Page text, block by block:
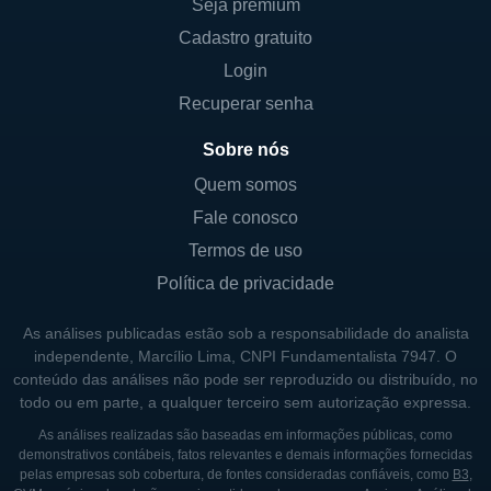
A NEXTERA ENERGY PARTNERS NO
A NextEra Energy Partners se posiciona
como uma empresa sólida no mercado de
soluções de energia limpa. Os consumidores
e empresas estão cada vez mais buscando
maneiras de diminuir a pegada de carbono e
optar por energias sustentáveis, e a NextEra
se apresenta como uma alternativa confiável
e escalável nesse setor.
A empresa, sendo uma subsidiária da
NextEra Energy, Inc., se beneficia da
Seja premium
Cadastro gratuito
Login
Recuperar senha
Sobre nós
Quem somos
Fale conosco
Termos de uso
Política de privacidade
As análises publicadas estão sob a responsabilidade do analista
independente, Marcílio Lima, CNPI Fundamentalista 7947. O
conteúdo das análises não pode ser reproduzido ou distribuído, no
todo ou em parte, a qualquer terceiro sem autorização expressa.
As análises realizadas são baseadas em informações públicas, como
demonstrativos contábeis, fatos relevantes e demais informações fornecidas
pelas empresas sob cobertura, de fontes consideradas confiáveis, como B3,